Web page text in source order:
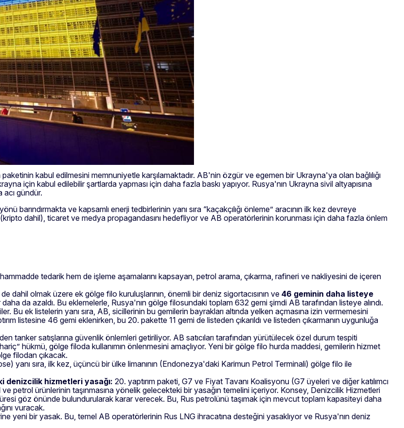
kabul edilmesini memnuniyetle karşılamaktadır. AB'nin özgür ve egemen bir Ukrayna'ya olan bağlılığı
için kabul edilebilir şartlarda yapması için daha fazla baskı yapıyor. Rusya'nın Ukrayna sivil altyapısına
acı gündür.
barındırmakta ve kapsamlı enerji tedbirlerinin yanı sıra “kaçakçılığı önleme” aracının ilk kez devreye
dahil), ticaret ve medya propagandasını hedefliyor ve AB operatörlerinin korunması için daha fazla önlem
tedarik hem de işleme aşamalarını kapsayan, petrol arama, çıkarma, rafineri ve nakliyesini de içeren
dahil olmak üzere ek gölge filo kuruluşlarının, önemli bir deniz sigortacısının ve 46 geminin daha listeye
daha da azaldı. Bu eklemelerle, Rusya'nın gölge filosundaki toplam 632 gemi şimdi AB tarafından listeye alındı.
Bu ek listelerin yanı sıra, AB, sicillerinin bu gemilerin bayrakları altında yelken açmasına izin vermemesini
listesine 46 gemi eklenirken, bu 20. pakette 11 gemi de listeden çıkarıldı ve listeden çıkarmanın uygunluğa
tanker satışlarına güvenlik önlemleri getiriliyor. AB satıcıları tarafından yürütülecek özel durum tespiti
hükmü, gölge filoda kullanımın önlenmesini amaçlıyor. Yeni bir gölge filo hurda maddesi, gemilerin hizmet
filodan çıkacak.
yanı sıra, ilk kez, üçüncü bir ülke limanının (Endonezya'daki Karimun Petrol Terminali) gölge filo ile
denizcilik hizmetleri yasağı: 20. yaptırım paketi, G7 ve Fiyat Tavanı Koalisyonu (G7 üyeleri ve diğer katılımcı
petrol ürünlerinin taşınmasına yönelik gelecekteki bir yasağın temelini içeriyor. Konsey, Denizcilik Hizmetleri
göz önünde bulundurularak karar verecek. Bu, Rus petrolünü taşımak için mevcut toplam kapasiteyi daha
vuracak.
yeni bir yasak. Bu, temel AB operatörlerinin Rus LNG ihracatına desteğini yasaklıyor ve Rusya'nın deniz